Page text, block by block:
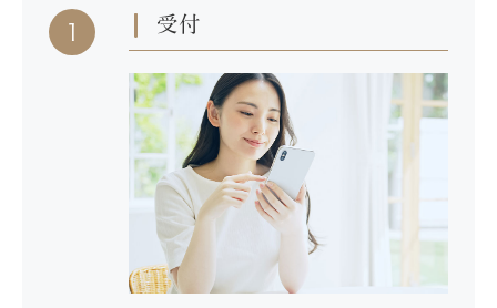
1 受付